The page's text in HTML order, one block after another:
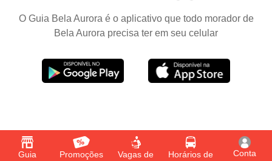
Guia Promoções Vagas de Horários de Conta
O Guia Bela Aurora é o aplicativo que todo morador de
Bela Aurora precisa ter em seu celular